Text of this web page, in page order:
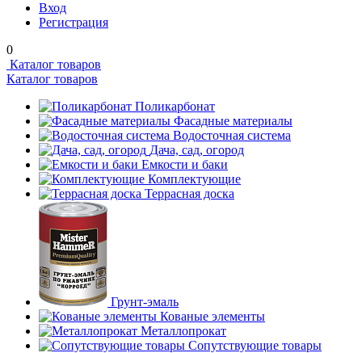
Вход
Регистрация
0
Каталог товаров
Каталог товаров
Поликарбонат
Фасадные материалы
Водосточная система
Дача, сад, огород
Емкости и баки
Комплектующие
Террасная доска
Грунт-эмаль
Кованые элементы
Металлопрокат
Сопутствующие товары